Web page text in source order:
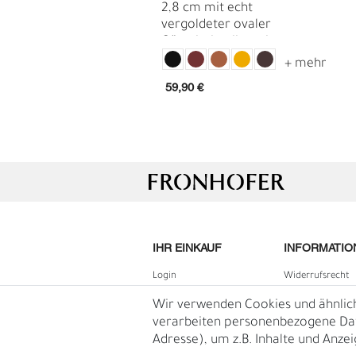
2,8 cm mit echt
vergoldeter ovaler
Ledergürtel
59,90 €
IHR EINKAUF
Login
B2B Login
Registrieren
Wunschliste
Widerrufs­recht
Impressum
AGB
Wir verwenden Cookies und
verarbeiten personenbezogene
Adresse), um z.B. Inhalte und